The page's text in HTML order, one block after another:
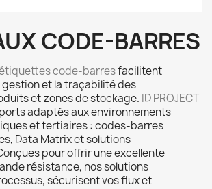
CODE-BARRES
code-barresfacilitent
gestion et la traçabilité des
et zones de stockage. ID PROJECT
adaptés aux environnements
et tertiaires : codes-barres
Data Matrix et solutions
pour offrir une excellente
résistance, nos solutions
sécurisent vos flux et